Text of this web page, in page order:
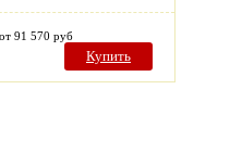
от 91 570 руб
Купить